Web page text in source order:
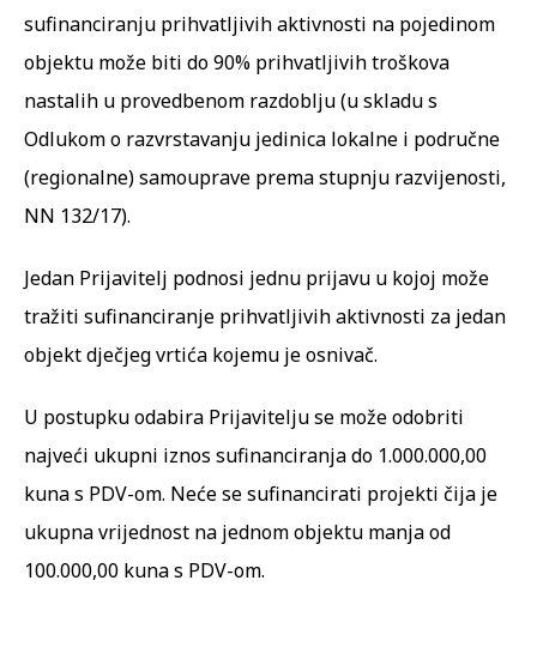
sufinanciranju prihvatljivih aktivnosti na pojedinom
objektu može biti do 90% prihvatljivih troškova
nastalih u provedbenom razdoblju (u skladu s
Odlukom o razvrstavanju jedinica lokalne i područne
(regionalne) samouprave prema stupnju razvijenosti,
NN 132/17).
Jedan Prijavitelj podnosi jednu prijavu u kojoj može
tražiti sufinanciranje prihvatljivih aktivnosti za jedan
objekt dječjeg vrtića kojemu je osnivač.
U postupku odabira Prijavitelju se može odobriti
najveći ukupni iznos sufinanciranja do 1.000.000,00
kuna s PDV-om. Neće se sufinancirati projekti čija je
ukupna vrijednost na jednom objektu manja od
100.000,00 kuna s PDV-om.